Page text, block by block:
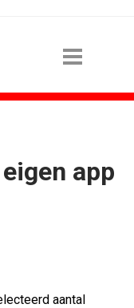
app
aantal